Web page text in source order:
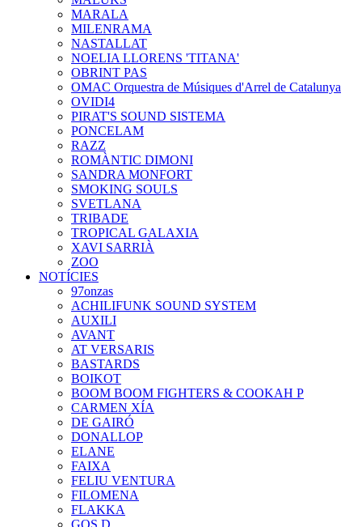
MARALA
MILENRAMA
NASTALLAT
NOELIA LLORENS 'TITANA'
OBRINT PAS
OMAC Orquestra de Músiques d'Arrel de Catalunya
OVIDI4
PIRAT'S SOUND SISTEMA
PONCELAM
RAZZ
ROMÀNTIC DIMONI
SANDRA MONFORT
SMOKING SOULS
SVETLANA
TRIBADE
TROPICAL GALAXIA
XAVI SARRIÀ
ZOO
NOTÍCIES
97onzas
ACHILIFUNK SOUND SYSTEM
AUXILI
AVANT
AT VERSARIS
BASTARDS
BOIKOT
BOOM BOOM FIGHTERS & COOKAH P
CARMEN XÍA
DE GAIRÓ
DONALLOP
ELANE
FAIXA
FELIU VENTURA
FILOMENA
FLAKKA
GOS D